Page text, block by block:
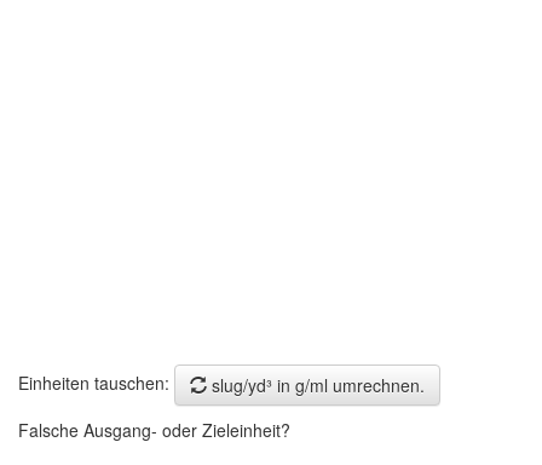
Einheiten tauschen:
slug/yd³ in g/ml umrechnen.
Falsche Ausgang- oder Zieleinheit?